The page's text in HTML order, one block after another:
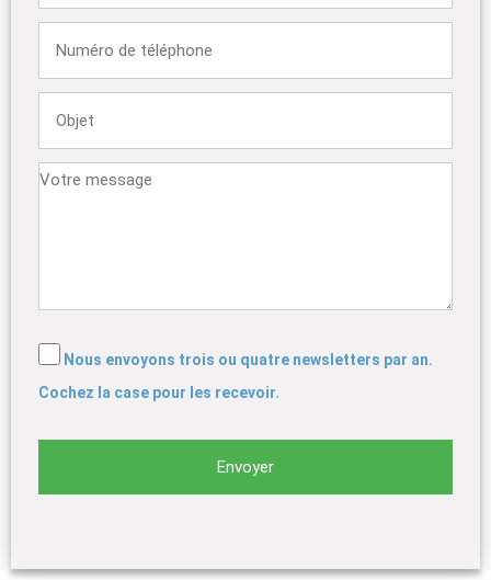
Nous envoyons trois ou quatre newsletters par an.
Cochez la case pour les recevoir.